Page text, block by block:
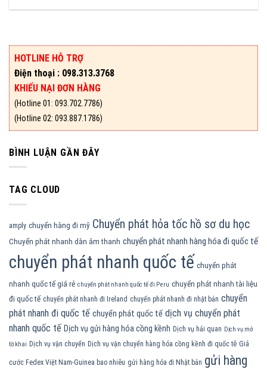
HOTLINE HỖ TRỢ
Điện thoại : 098.313.3768
KHIẾU NẠI ĐƠN HÀNG
(Hotline 01: 093.702.7786)
(Hotline 02: 093.887.1786)
BÌNH LUẬN GẦN ĐÂY
TAG CLOUD
amply chuyển hàng đi mỹ Chuyển phát hỏa tốc hồ sơ du học
Chuyển phát nhanh dàn âm thanh chuyển phát nhanh hàng hóa đi quốc tế
chuyển phát nhanh quốc tế chuyển phát
nhanh quốc tế giá rẻ chuyển phát nhanh quốc tế đi Peru chuyển phát nhanh tài liệu
đi quốc tế chuyển phát nhanh đi Ireland chuyển phát nhanh đi nhật bản chuyển
phát nhanh đi quốc tế chuyển phát quốc tế dịch vụ chuyển phát
nhanh quốc tế Dịch vụ gửi hàng hóa cồng kềnh Dịch vụ hải quan Dịch vụ mở
tờ khai Dịch vụ vận chuyển Dịch vụ vận chuyển hàng hóa cồng kềnh đi quốc tê Giá
cước Fedex Việt Nam-Guinea bao nhiêu gửi hàng hóa đi Nhật bản gửi hàng